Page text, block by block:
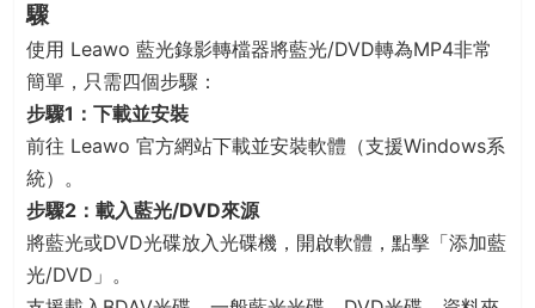
驟
使用 Leawo 藍光錄影轉檔器將藍光/DVD轉為MP4非常
簡單，只需四個步驟：
步驟1：下載並安裝
前往 Leawo 官方網站下載並安裝軟體（支援Windows系
統）。
步驟2：載入藍光/DVD來源
將藍光或DVD光碟放入光碟機，開啟軟體，點擊「添加藍
光/DVD」。